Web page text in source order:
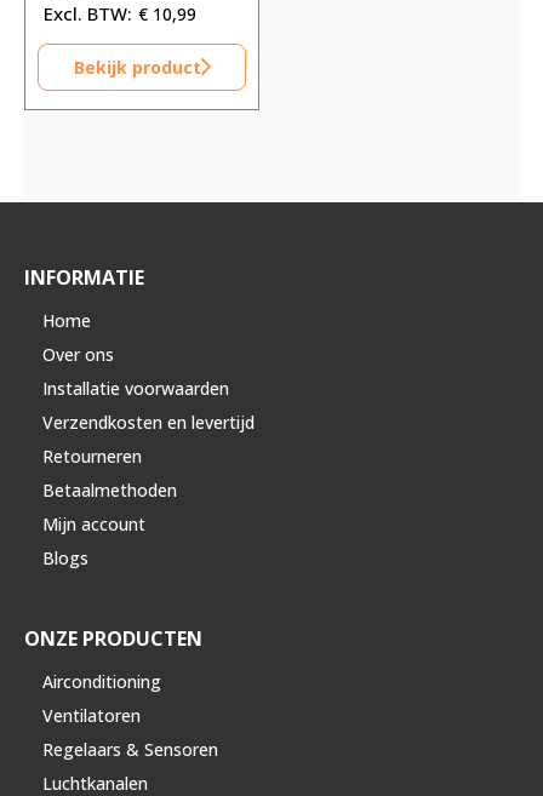
€ 10,99
Bekijk product
INFORMATIE
Home
Over ons
Installatie voorwaarden
Verzendkosten en levertijd
Retourneren
Betaalmethoden
Mijn account
Blogs
ONZE PRODUCTEN
Airconditioning
Ventilatoren
Regelaars & Sensoren
Luchtkanalen